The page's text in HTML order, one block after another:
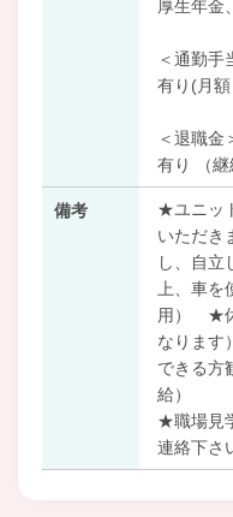
厚生年金
＜通勤手
有り(月
＜退職金
有り （
備考
★ユニッ
いただき
し、自
上、車
用） ★休
なります
できる方
給）
★職場見
連絡下さ